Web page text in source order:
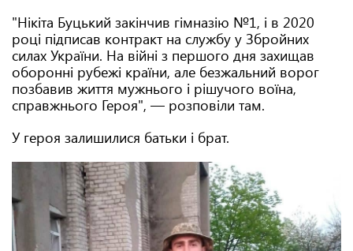
"Нікіта Буцький закінчив гімназію №1, і в 2020
році підписав контракт на службу у Збройних
силах України. На війні з першого дня захищав
оборонні рубежі країни, але безжальний ворог
позбавив життя мужнього і рішучого воїна,
справжнього Героя", — розповіли там.
У героя залишилися батьки і брат.